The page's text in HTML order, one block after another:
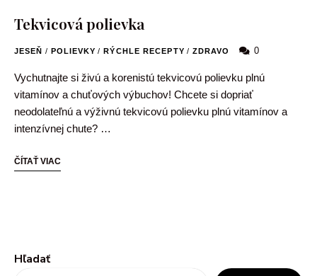
Tekvicová polievka
JESEŇ / POLIEVKY / RÝCHLE RECEPTY / ZDRAVO 0
Vychutnajte si živú a korenistú tekvicovú polievku plnú
vitamínov a chuťových výbuchov! Chcete si dopriať
neodolateľnú a výživnú tekvicovú polievku plnú vitamínov a
intenzívnej chute? …
ČÍTAŤ VIAC
Hľadať